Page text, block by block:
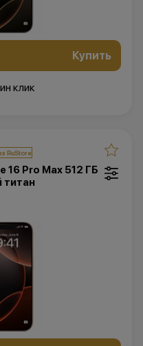
Купить
клик
Pro Max 512 ГБ
титан